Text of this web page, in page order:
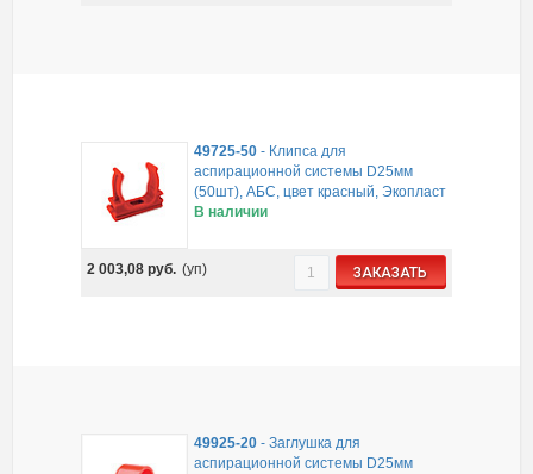
49725-50 - Клипса для
аспирационной системы D25мм
(50шт), АБС, цвет красный, Экопласт
В наличии
2 003,08руб. (уп) ЗАКАЗАТЬ
49925-20 -Заглушка для
аспирационной системы D25мм